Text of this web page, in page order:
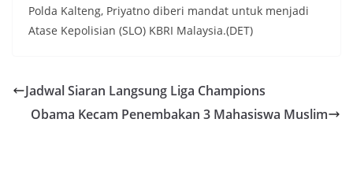
Polda Kalteng, Priyatno diberi mandat untuk menjadi
Atase Kepolisian (SLO) KBRI Malaysia.(DET)
Jadwal Siaran Langsung Liga Champions
Obama Kecam Penembakan 3 Mahasiswa Muslim